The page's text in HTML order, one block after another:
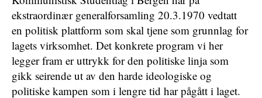
ekstraordinær generalforsamling 20.3.1970 vedtatt
en politisk plattform som skal tjene som grunnlag for
lagets virksomhet. Det konkrete program vi her
legger fram er uttrykk for den politiske linja som
gikk seirende ut av den harde ideologiske og
politiske kampen som i lengre tid har pågått i laget.